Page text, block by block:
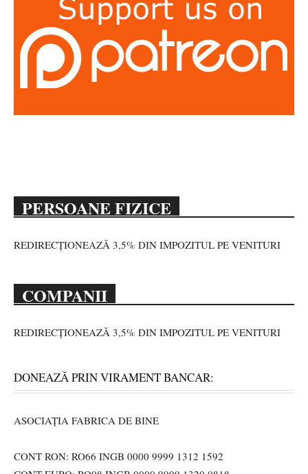
PERSOANE FIZICE
REDIRECȚIONEAZĂ 3,5% DIN IMPOZITUL PE VENITURI
COMPANII
REDIRECȚIONEAZĂ 3,5% DIN IMPOZITUL PE VENITURI
DONEAZĂ PRIN VIRAMENT BANCAR:
ASOCIAȚIA FABRICA DE BINE
CONT RON: RO66 INGB 0000 9999 1312 1592